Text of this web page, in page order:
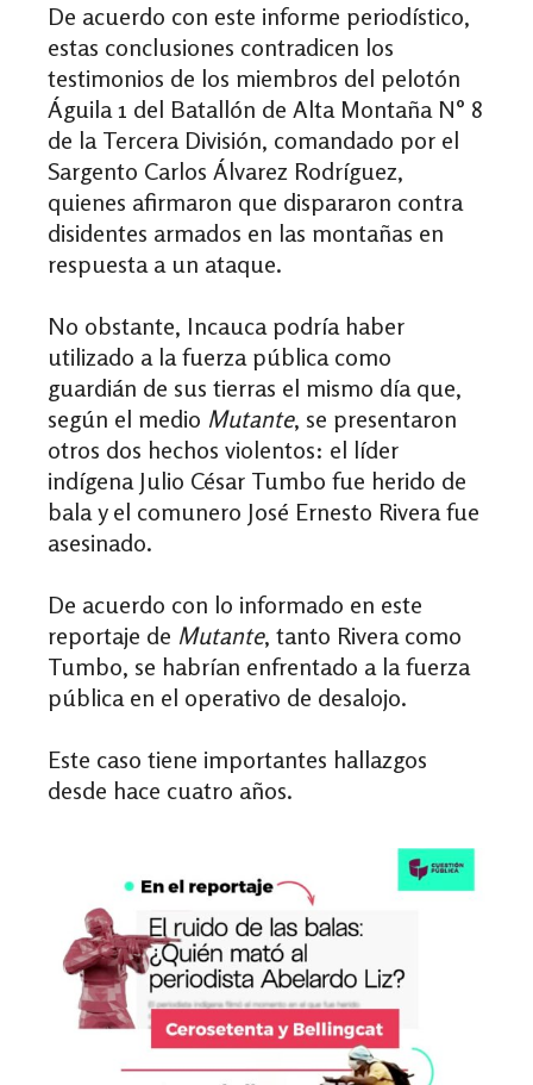
De acuerdo con este informe periodístico,
estas conclusiones contradicen los
testimonios de los miembros del pelotón
Águila 1 del Batallón de Alta Montaña N° 8
de la Tercera División, comandado por el
Sargento Carlos Álvarez Rodríguez,
quienes afirmaron que dispararon contra
disidentes armados en las montañas en
respuesta a un ataque.
No obstante, Incauca podría haber
utilizado a la fuerza pública como
guardián de sus tierras el mismo día que,
según el medio Mutante, se presentaron
otros dos hechos violentos: el líder
indígena Julio César Tumbo fue herido de
bala y el comunero José Ernesto Rivera fue
asesinado.
De acuerdo con lo informado en este
reportaje de Mutante, tanto Rivera como
Tumbo, se habrían enfrentado a la fuerza
pública en el operativo de desalojo.
Este caso tiene importantes hallazgos
desde hace cuatro años.